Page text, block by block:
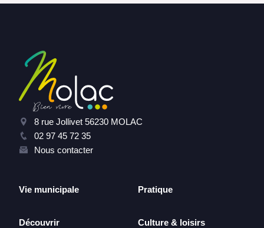
8 rue Jollivet 56230 MOLAC
02 97 45 72 35
Nous contacter
Vie municipale
Découvrir
Pratique
Culture & loisirs